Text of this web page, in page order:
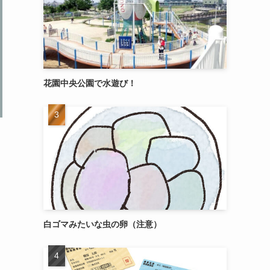
花園中央公園で水遊び！
白ゴマみたいな虫の卵（注意）